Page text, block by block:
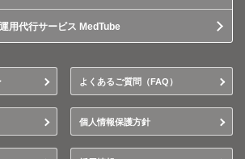
用代行サービス MedTube
よくあるご質問（FAQ）
個人情報保護方針